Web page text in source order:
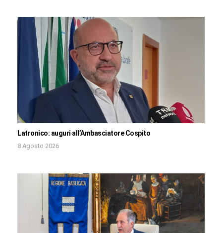
Latronico: auguri all’Ambasciatore Cospito
8 Agosto 2026